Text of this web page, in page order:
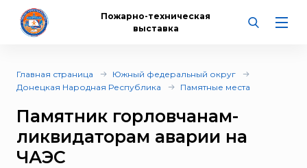
Пожарно-техническая
выставка
Главная страница
Южный федеральный округ
Донецкая Народная Республика
Памятные места
Памятник горловчанам-
ликвидаторам аварии на
ЧАЭС